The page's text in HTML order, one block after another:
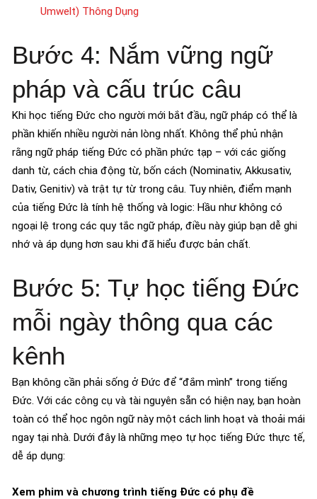
Umwelt) Thông Dụng
Bước 4: Nắm vững ngữ
pháp và cấu trúc câu
Khi học tiếng Đức cho người mới bắt đầu, ngữ pháp có thể là
phần khiến nhiều người nản lòng nhất. Không thể phủ nhận
rằng ngữ pháp tiếng Đức có phần phức tạp – với các giống
danh từ, cách chia động từ, bốn cách (Nominativ, Akkusativ,
Dativ, Genitiv) và trật tự từ trong câu. Tuy nhiên, điểm mạnh
của tiếng Đức là tính hệ thống và logic: Hầu như không có
ngoại lệ trong các quy tắc ngữ pháp, điều này giúp bạn dễ ghi
nhớ và áp dụng hơn sau khi đã hiểu được bản chất.
Bước 5: Tự học tiếng Đức
mỗi ngày thông qua các
kênh
Bạn không cần phải sống ở Đức để “đắm mình” trong tiếng
Đức. Với các công cụ và tài nguyên sẵn có hiện nay, bạn hoàn
toàn có thể học ngôn ngữ này một cách linh hoạt và thoải mái
ngay tại nhà. Dưới đây là những mẹo tự học tiếng Đức thực tế,
dễ áp dụng:
Xem phim và chương trình tiếng Đức có phụ đề